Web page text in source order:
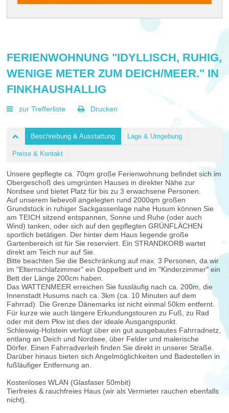
FERIENWOHNUNG "IDYLLISCH, RUHIG,
WENIGE METER ZUM DEICH/MEER." IN
FINKHAUSHALLIG
zur Trefferliste Drucken
Beschreibung & Ausstattung Lage & Umgebung
Preise & Kontakt
Unsere gepflegte ca. 70qm große Ferienwohnung befindet sich im
Obergeschoß des umgrünten Hauses in direkter Nähe zur
Nordsee und bietet Platz für bis zu 3 erwachsene Personen.
Auf unserem liebevoll angelegten rund 2000qm großen
Grundstück in ruhiger Sackgassenlage nahe Husum können Sie
am TEICH sitzend entspannen, Sonne und Ruhe (oder auch
Wind) tanken, oder sich auf den gepflegten GRÜNFLÄCHEN
sportlich betätigen. Der hinter dem Haus liegende große
Gartenbereich ist für Sie reserviert. Ein STRANDKORB wartet
direkt am Teich nur auf Sie.
Bitte beachten Sie die Beschränkung auf max. 3 Personen, da wir
im "Elternschlafzimmer" ein Doppelbett und im "Kinderzimmer" ein
Bett der Länge 200cm haben.
Das WATTENMEER erreichen Sie fussläufig nach ca. 200m, die
Innenstadt Husums nach ca. 3km (ca. 10 Minuten auf dem
Fahrrad). Die Grenze Dänemarks ist nicht einmal 50km entfernt.
Für kurze wie auch längere Erkundungstouren zu Fuß, zu Rad
oder mit dem Pkw ist dies der ideale Ausgangspunkt.
Schleswig-Holstein verfügt über ein gut ausgebautes Fahrradnetz,
entlang an Deich und Nordsee, über Felder und malerische
Dörfer. Einen Fahrradverleih finden Sie direkt in unserer Straße.
Darüber hinaus bieten sich Angelmöglichkeiten und Badestellen in
fußläufiger Entfernung an.
Kostenloses WLAN (Glasfaser 50mbit)
Tierfreies & rauchfreies Haus (wir als Vermieter rauchen ebenfalls
nicht).